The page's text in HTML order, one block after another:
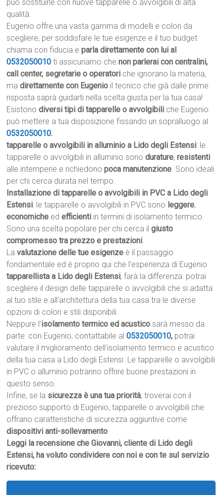
può sostituirle con nuove tapparelle o avvolgibili di alta
qualità.
Eugenio offre una vasta gamma di modelli e colori da
scegliere, per soddisfare le tue esigenze e il tuo budget
chiama con fiducia eparla direttamente con lui al
0532050010 ti assicuriamo chenon parlerai con centralini,
call center, segretarie o operatori che ignorano la materia,
madirettamente con Eugenio il tecnico che già dalle prime
risposta saprà guidarti nella scelta giusta per la tua casa!
Esistonodiversi tipi di tapparelle o avvolgibili che Eugenio
può mettere a tua disposizione fissando un sopralluogo al
0532050010.
tapparelle o avvolgibili in alluminio a Lido degli Estensi: le
tapparelle o avvolgibili in alluminio sonodurature,resistenti
alle intemperie e richiedonopoca manutenzione. Sono ideali
per chi cerca durata nel tempo.
Installazione di tapparelle o avvolgibili in PVC a Lido degli
Estensi: le tapparelle o avvolgibili in PVC sono leggere,
economiche edefficienti in termini di isolamento termico.
Sono una scelta popolare per chi cerca ilgiusto
compromesso tra prezzo e prestazioni.
Lavalutazione delle tue esigenze è il passaggio
fondamentale ed è proprio qui che l’esperienza di Eugenio
tapparellista a Lido degli Estensi, farà la differenza: potrai
scegliere il design delle tapparelle o avvolgibili che si adatta
al tuo stile e all’architettura della tua casa tra le diverse
opzioni di colori e stili disponibili.
Neppure l’isolamento termico ed acustico sarà messo da
parte: con Eugenio, contattabile al0532050010, potrai
valutare il miglioramento dell’isolamento termico e acustico
della tua casa a Lido degli Estensi. Le tapparelle o avvolgibili
in PVC o alluminio potranno offrire buone prestazioni in
questo senso.
Infine, se la sicurezza è una tua priorità, troverai con il
prezioso supporto di Eugenio, tapparelle o avvolgibili che
offrano caratteristiche di sicurezza aggiuntive come
dispositivi anti-sollevamento.
Leggi la recensione che Giovanni, cliente di Lido degli
Estensi, ha voluto condividere con noi e con te sul servizio
ricevuto: